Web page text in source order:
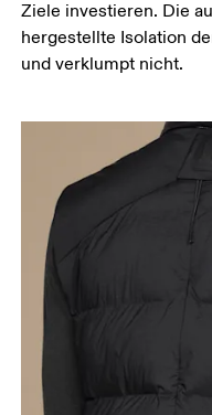
Ziele investieren. Die
hergestellte Isolation
und verklumpt nicht.